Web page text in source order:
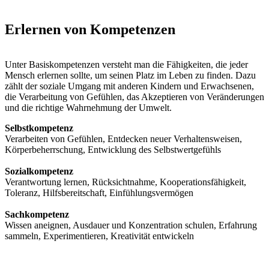
Erlernen von Kompetenzen
Unter Basiskompetenzen versteht man die Fähigkeiten, die jeder
Mensch erlernen sollte, um seinen Platz im Leben zu finden. Dazu
zählt der soziale Umgang mit anderen Kindern und Erwachsenen,
die Verarbeitung von Gefühlen, das Akzeptieren von Veränderungen
und die richtige Wahrnehmung der Umwelt.
Selbstkompetenz
Verarbeiten von Gefühlen, Entdecken neuer Verhaltensweisen,
Körperbeherrschung, Entwicklung des Selbstwertgefühls
Sozialkompetenz
Verantwortung lernen, Rücksichtnahme, Kooperationsfähigkeit,
Toleranz, Hilfsbereitschaft, Einfühlungsvermögen
Sachkompetenz
Wissen aneignen, Ausdauer und Konzentration schulen, Erfahrung
sammeln, Experimentieren, Kreativität entwickeln